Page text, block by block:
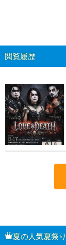
閲覧履歴
夏の人気夏祭